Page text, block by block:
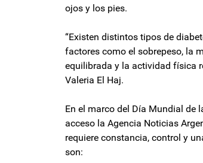
ojos y los pies.
“Existen distintos tipos de
factores como el sobrepeso, la
equilibrada y la actividad física
Valeria El Haj.
En el marco del Día Mundial de
acceso la Agencia Noticias
requiere constancia, control y
son: